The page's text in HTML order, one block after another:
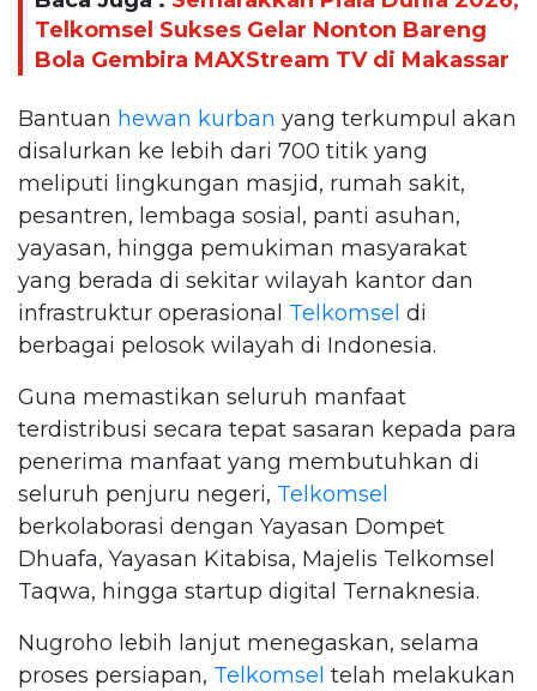
Telkomsel Sukses Gelar Nonton Bareng
Bola Gembira MAXStream TV di Makassar
Bantuan hewan kurban yang terkumpul akan
disalurkan ke lebih dari 700 titik yang
meliputi lingkungan masjid, rumah sakit,
pesantren, lembaga sosial, panti asuhan,
yayasan, hingga pemukiman masyarakat
yang berada di sekitar wilayah kantor dan
infrastruktur operasional Telkomsel di
berbagai pelosok wilayah di Indonesia.
Guna memastikan seluruh manfaat
terdistribusi secara tepat sasaran kepada para
penerima manfaat yang membutuhkan di
seluruh penjuru negeri, Telkomsel
berkolaborasi dengan Yayasan Dompet
Dhuafa, Yayasan Kitabisa, Majelis Telkomsel
Taqwa, hingga startup digital Ternaknesia.
Nugroho lebih lanjut menegaskan, selama
proses persiapan, Telkomsel telah melakukan